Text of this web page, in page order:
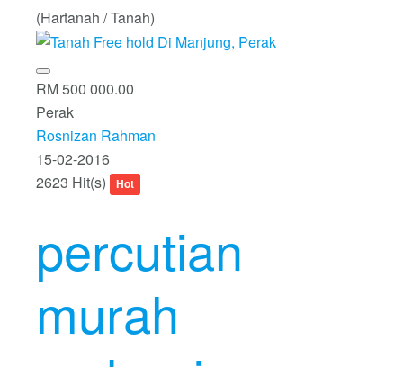
(Hartanah / Tanah)
RM 500 000.00
Perak
Rosnizan Rahman
15-02-2016
2623 Hit(s)
Hot
percutian
murah